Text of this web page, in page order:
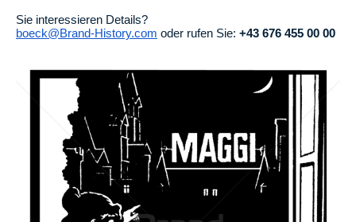
Sie interessieren Details?
boeck@Brand-History.com oder rufen Sie: +43 676 455 00 00